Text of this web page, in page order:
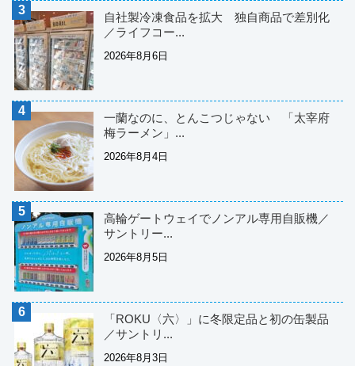
自社製冷凍食品を拡大 独自商品で差別化
／ライフコー...
2026年8月6日
一蘭なのに、とんこつじゃない 「太宰府
梅ラーメン」...
2026年8月4日
高輪ゲートウェイでノンアル専用自販機／
サントリー...
2026年8月5日
「ROKU〈六〉」に冬限定品と初の缶製品
／サントリ...
2026年8月3日